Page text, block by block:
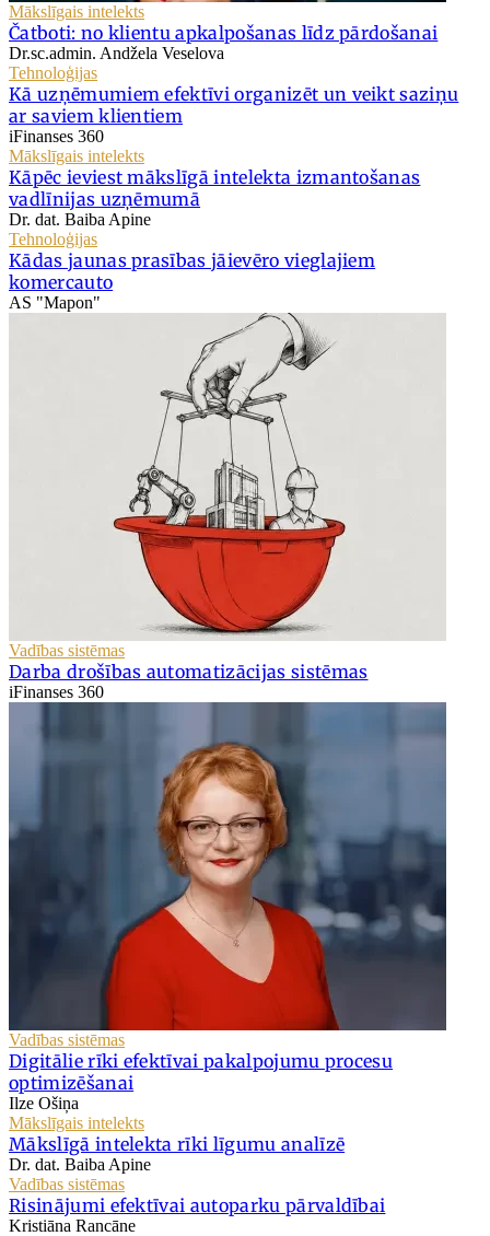
Mākslīgais intelekts
Čatboti: no klientu apkalpošanas līdz pārdošanai
Dr.sc.admin. Andžela Veselova
Tehnoloģijas
Kā uzņēmumiem efektīvi organizēt un veikt saziņu
ar saviem klientiem
iFinanses 360
Mākslīgais intelekts
Kāpēc ieviest mākslīgā intelekta izmantošanas
vadlīnijas uzņēmumā
Dr. dat. Baiba Apine
Tehnoloģijas
Kādas jaunas prasības jāievēro vieglajiem
komercauto
AS "Mapon"
Vadības sistēmas
Darba drošības automatizācijas sistēmas
iFinanses 360
Vadības sistēmas
Digitālie rīki efektīvai pakalpojumu procesu
optimizēšanai
Ilze Ošiņa
Mākslīgais intelekts
Mākslīgā intelekta rīki līgumu analīzē
Dr. dat. Baiba Apine
Vadības sistēmas
Risinājumi efektīvai autoparku pārvaldībai
Kristiāna Rancāne